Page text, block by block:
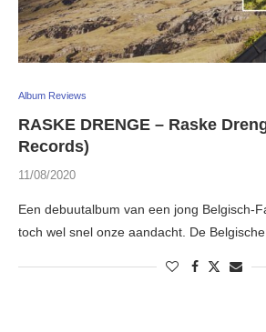
Album Reviews
RASKE DRENGE – Raske
Records)
11/08/2020
Een debuutalbum van een jong Belgisch-
toch wel snel onze aandacht. De